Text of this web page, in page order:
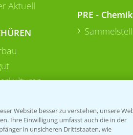
Aktuell
PRE -
Website besser zu verstehen, unsere
Ihre Einwilligung umfasst auch die in der
in unsicheren Drittstaaten, wie